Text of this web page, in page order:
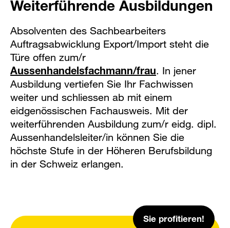
Weiterführende Ausbildungen
Absolventen des Sachbearbeiters
Auftragsabwicklung Export/Import steht die
Türe offen zum/r
Aussenhandelsfachmann/frau. In jener
Ausbildung vertiefen Sie Ihr Fachwissen
weiter und schliessen ab mit einem
eidgenössischen Fachausweis. Mit der
weiterführenden Ausbildung zum/r eidg. dipl.
Aussenhandelsleiter/in können Sie die
höchste Stufe in der Höheren Berufsbildung
in der Schweiz erlangen.
Sie profitieren!